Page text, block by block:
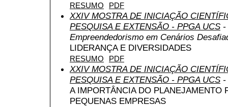
RESUMO PDF
XXIV MOSTRA DE INICIAÇÃO
PESQUISA E EXTENSÃO - PPGA UCS -
Empreendedorismo em Cenários
LIDERANÇA E DIVERSIDADES
RESUMO PDF
XXIV MOSTRA DE INICIAÇÃO
PESQUISA E EXTENSÃO - PPGA UCS -
A IMPORTÂNCIA DO PLANEJAMENTO
PEQUENAS EMPRESAS